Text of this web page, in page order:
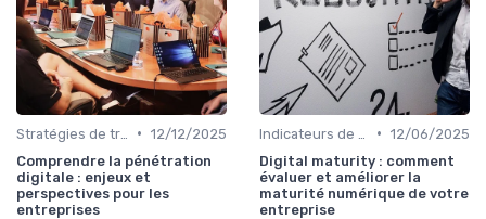
• 12/12/2025
Comprendre la pénétration
digitale : enjeux et
perspectives pour les
entreprises
• 12/06/2025
Digital maturity : comment
évaluer et améliorer la
maturité numérique de votre
entreprise